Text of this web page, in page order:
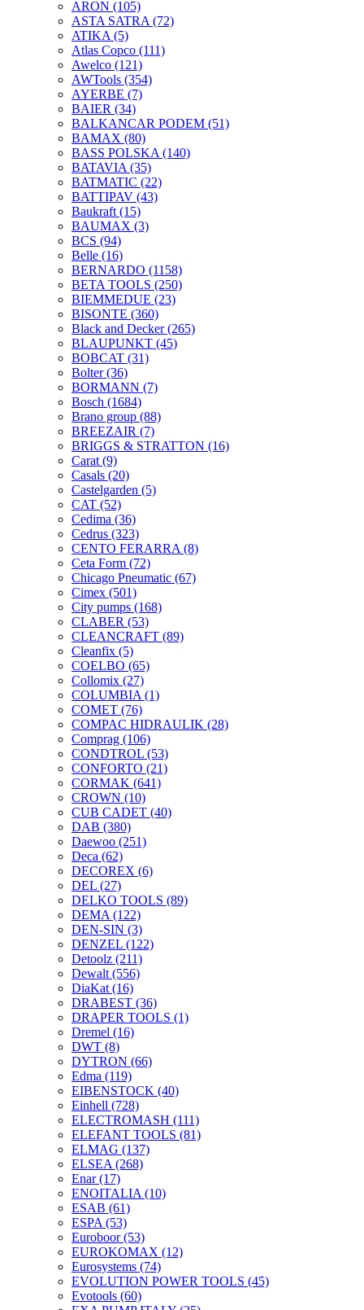
ARON (105)
ASTA SATRA (72)
ATIKA (5)
Atlas Copco (111)
Awelco (121)
AWTools (354)
AYERBE (7)
BAIER (34)
BALKANCAR PODEM (51)
BAMAX (80)
BASS POLSKA (140)
BATAVIA (35)
BATMATIC (22)
BATTIPAV (43)
Baukraft (15)
BAUMAX (3)
BCS (94)
Belle (16)
BERNARDO (1158)
BETA TOOLS (250)
BIEMMEDUE (23)
BISONTE (360)
Black and Decker(265)
BLAUPUNKT (45)
BOBCAT (31)
Bolter(36)
BORMANN (7)
Bosch (1684)
Brano group (88)
BREEZAIR (7)
BRIGGS & STRATTON (16)
Carat (9)
Casals (20)
Castelgarden (5)
CAT (52)
Cedima (36)
Cedrus (323)
CENTO FERARRA (8)
Ceta Form (72)
Chicago Pneumatic (67)
Cimex (501)
City pumps (168)
CLABER (53)
CLEANCRAFT (89)
Cleanfix (5)
COELBO (65)
Collomix (27)
COLUMBIA (1)
COMET (76)
COMPAC HIDRAULIK (28)
Comprag (106)
CONDTROL (53)
CONFORTO (21)
CORMAK (641)
CROWN (10)
CUB CADET (40)
DAB (380)
Daewoo (251)
Deca (62)
DECOREX (6)
DEL (27)
DELKO TOOLS (89)
DEMA (122)
DEN-SIN (3)
DENZEL (122)
Detoolz (211)
Dewalt (556)
DiaKat (16)
DRABEST (36)
DRAPER TOOLS (1)
Dremel (16)
DWT (8)
DYTRON (66)
Edma (119)
EIBENSTOCK (40)
Einhell (728)
ELECTROMASH (111)
ELEFANT TOOLS (81)
ELMAG (137)
ELSEA (268)
Enar(17)
ENOITALIA (10)
ESAB (61)
ESPA (53)
Euroboor(53)
EUROKOMAX (12)
Eurosystems (74)
EVOLUTION POWER TOOLS (45)
Evotools (60)